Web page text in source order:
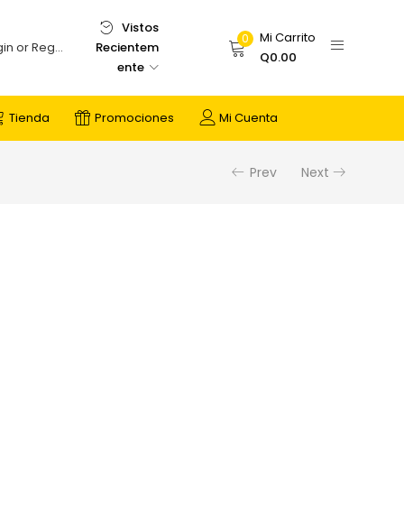
Login or Register
Vistos
Recientem
ente
0
Mi Carrito
Q0.00
Tienda Promociones Mi Cuenta
Prev Next